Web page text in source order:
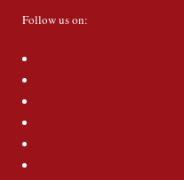
Follow us on: